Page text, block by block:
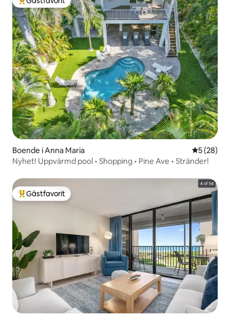
Populär gästfavorit
Boende i Anna Maria 5 av 5 i
5 (28)
Nyhet! Uppvärmd pool • Shopping • Pine Ave • Stränder!
Populär gästfavorit
Gästfavorit